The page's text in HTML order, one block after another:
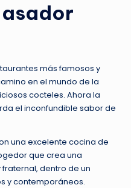
más famosos y
en el mundo de la
cocteles. Ahora la
el inconfundible sabor de
una excelente cocina de
que crea una
dentro de un
y contemporáneos.